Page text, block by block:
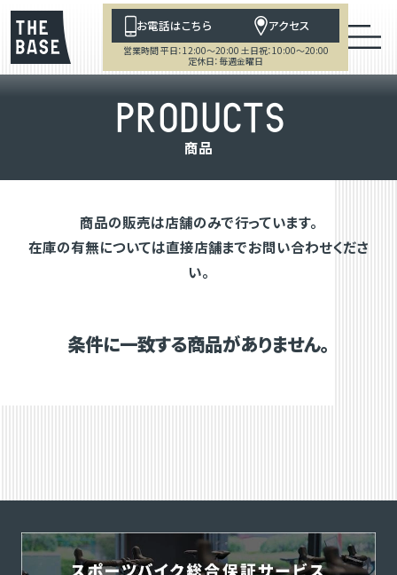
お電話はこちら アクセス
営業時間 平日：12:00～20:00 土日祝：10:00～20:00
定休日：毎週金曜日
PRODUCTS
商品
商品の販売は店舗のみで行っています。
在庫の有無については直接店舗までお問い合わせくださ
い。
条件に一致する商品がありません。